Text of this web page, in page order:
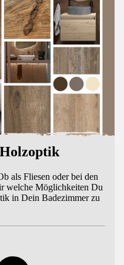
als Fliesen oder bei den
welche Möglichkeiten Du
in Dein Badezimmer zu